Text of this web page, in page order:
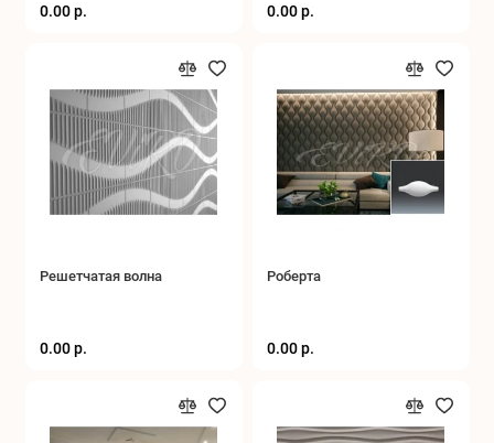
0.00 р. 0.00 р.
Решетчатая волна
0.00 р.
Роберта
0.00 р.